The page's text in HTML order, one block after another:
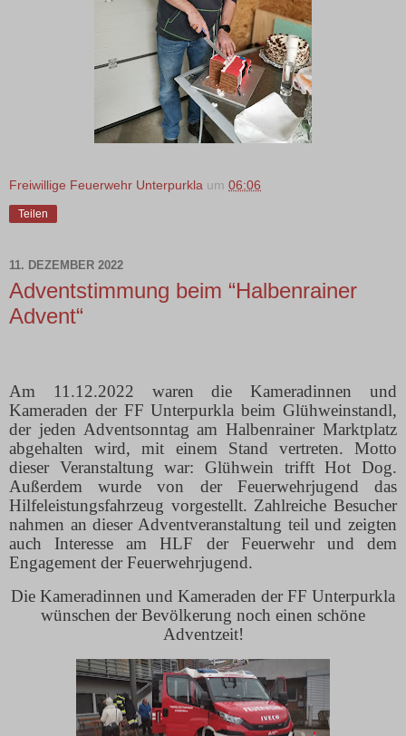
Freiwillige Feuerwehr Unterpurkla um 06:06
Teilen
11. DEZEMBER 2022
Adventstimmung beim “Halbenrainer
Advent“
Am 11.12.2022 waren die Kameradinnen und
Kameraden der FF Unterpurkla beim Glühweinstandl,
der jeden Adventsonntag am Halbenrainer Marktplatz
abgehalten wird, mit einem Stand vertreten. Motto
dieser Veranstaltung war: Glühwein trifft Hot Dog.
Außerdem wurde von der Feuerwehrjugend das
Hilfeleistungsfahrzeug vorgestellt. Zahlreiche Besucher
nahmen an dieser Adventveranstaltung teil und zeigten
auch Interesse am HLF der Feuerwehr und dem
Engagement der Feuerwehrjugend.
Die Kameradinnen und Kameraden der FF Unterpurkla
wünschen der Bevölkerung noch einen schöne
Adventzeit!